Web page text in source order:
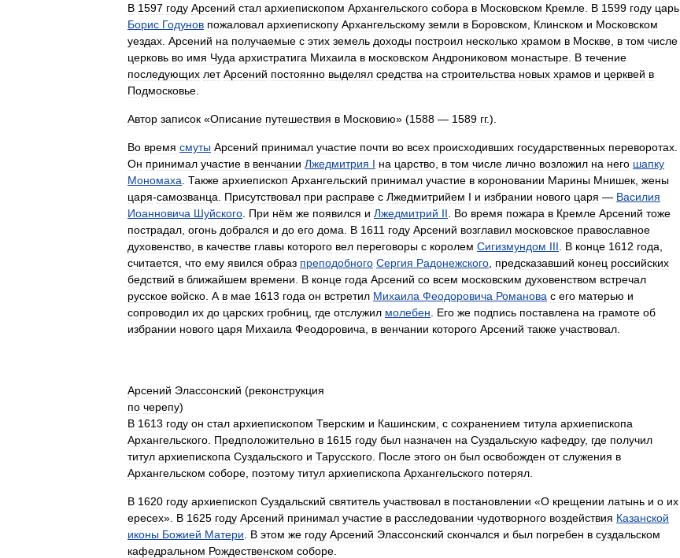
В 1597 году Арсений стал архиепископом Архангельского собора в Московском Кремле В 1599 году царь
Борис Годунов пожаловал архиепископу Архангельскому земли в Боровском Клинском и Московском
уездах Арсений на получаемые с этих земель доходы построил несколько храмом в Москве в том числе
церковь во имя Чуда архистратига Михаила в московском Андрониковом монастыре В течение
последующих лет Арсений постоянно выделял средства на строительства новых храмов и церквей в
Подмосковье
Автор записок «Описание путешествия в Московию» (1588 — 1589 гг.).
Во время смуты Арсений принимал участие почти во всех происходивших государственных переворотах
Он принимал участие в венчании Лжедмитрия I на царство в том числе лично возложил на него шапку
Мономаха Также архиепископ Архангельский принимал участие в короновании Марины Мнишек жены
царя-самозванца Присутствовал при расправе с Лжедмитрийем I и избрании нового царя — Василия
Иоанновича Шуйского При нём же появился и Лжедмитрий II Во время пожара в Кремле Арсений тоже
пострадал огонь добрался и до его дома В 1611 году Арсений возглавил московское православное
духовенство в качестве главы которого вел переговоры с королем Сигизмундом III В конце 1612 года
считается что ему явился образ преподобного Сергия Радонежского предсказавший конец российских
бедствий в ближайшем времени В конце года Арсений со всем московским духовенством встречал
русское войско А в мае 1613 года он встретил Михаила Феодоровича Романова с его матерью и
сопроводил их до царских гробниц где отслужил молебен Его же подпись поставлена на грамоте об
избрании нового царя Михаила Феодоровича в венчании которого Арсений также участвовал
Арсений Элассонский (реконструкция
по черепу)
В 1613 году он стал архиепископом Тверским и Кашинским с сохранением титула архиепископа
Архангельского Предположительно в 1615 году был назначен на Суздальскую кафедру, где получил
титул архиепископа Суздальского и Тарусского После этого он был освобожден от служения в
Архангельском соборе поэтому титул архиепископа Архангельского потерял
В 1620 году архиепископ Суздальский святитель участвовал в постановлении «О крещении латынь и о их
ересех». В 1625 году Арсений принимал участие в расследовании чудотворного воздействия Казанской
иконы Божией Матери В этом же году Арсений Элассонский скончался и был погребен в суздальском
кафедральном Рождественском соборе